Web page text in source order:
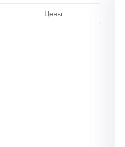
Цены